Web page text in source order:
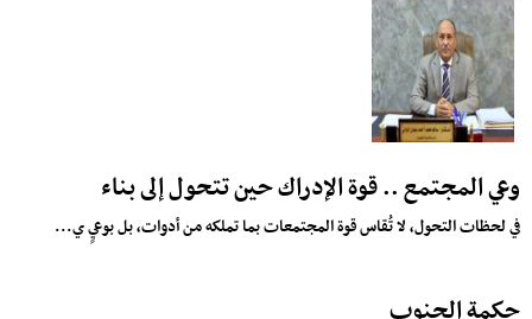
وعي المجتمع .. قوة الإدراك حين تتحول إلى بناء
في لحظات التحول، لا تُقاس قوة المجتمعات بما تملكه من أدوات، بل بوعيٍ ي...